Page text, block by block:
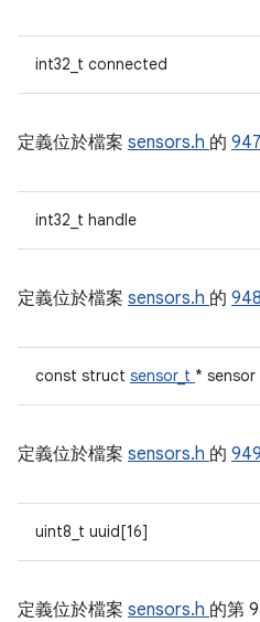
int32_t connected
定義位於檔案 sensors.h 的 947
int32_t handle
定義位於檔案 sensors.h 的 948
const struct sensor_t * sensor
定義位於檔案 sensors.h 的 949
uint8_t uuid[16]
定義位於檔案 sensors.h 的第